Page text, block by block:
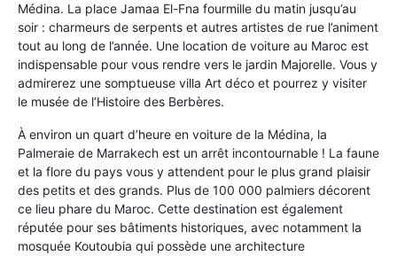
Médina. La place Jamaa El-Fna fourmille du matin jusqu’au
soir : charmeurs de serpents et autres artistes de rue l’animent
tout au long de l’année. Une location de voiture au Maroc est
indispensable pour vous rendre vers le jardin Majorelle. Vous y
admirerez une somptueuse villa Art déco et pourrez y visiter
le musée de l’Histoire des Berbères.
À environ un quart d’heure en voiture de la Médina, la
Palmeraie de Marrakech est un arrêt incontournable ! La faune
et la flore du pays vous y attendent pour le plus grand plaisir
des petits et des grands. Plus de 100 000 palmiers décorent
ce lieu phare du Maroc. Cette destination est également
réputée pour ses bâtiments historiques, avec notamment la
mosquée Koutoubia qui possède une architecture